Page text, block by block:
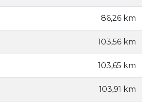
86,26 km
103,56 km
103,65 km
103,91 km